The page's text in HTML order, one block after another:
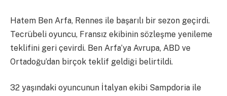
Hatem Ben Arfa, Rennes ile başarılı bir sezon geçirdi.
Tecrübeli oyuncu, Fransız ekibinin sözleşme yenileme
teklifini geri çevirdi. Ben Arfa’ya Avrupa, ABD ve
Ortadoğu’dan birçok teklif geldiği belirtildi.
32 yaşındaki oyuncunun İtalyan ekibi Sampdoria ile